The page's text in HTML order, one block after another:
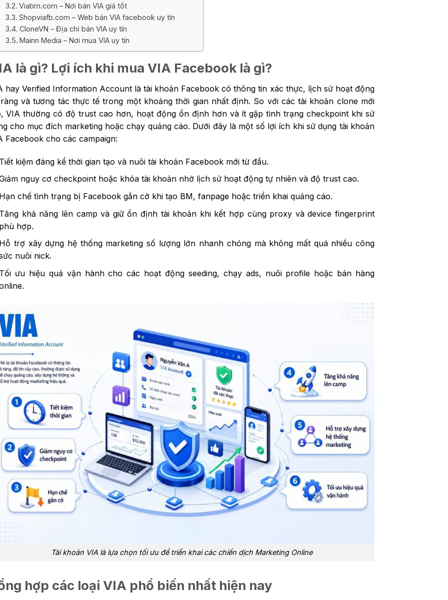
Viabm.com – Nơi bán VIA giá tốt
Shopviafb.com – Web bán VIA facebook uy tín
CloneVN – Địa chỉ bán VIA uy tín
Mainn Media – Nơi mua VIA uy tín
là gì? Lợi ích khi mua VIA Facebook là gì?
hay Verified Information Account là tài khoản Facebook có thông tin xác thực, lịch sử hoạt động
và tương tác thực tế trong một khoảng thời gian nhất định. So với các tài khoản clone mới
VIA thường có độ trust cao hơn, hoạt động ổn định hơn và ít gặp tình trạng checkpoint khi sử
cho mục đích marketing hoặc chạy quảng cáo. Dưới đây là một số lợi ích khi sử dụng tài khoản
Facebook cho các campaign:
kiệm đáng kể thời gian tạo và nuôi tài khoản Facebook mới từ đầu.
nguy cơ checkpoint hoặc khóa tài khoản nhờ lịch sử hoạt động tự nhiên và độ trust cao.
chế tình trạng bị Facebook gắn cờ khi tạo BM, fanpage hoặc triển khai quảng cáo.
khả năng lên camp và giữ ổn định tài khoản khi kết hợp cùng proxy và device fingerprint
hợp.
trợ xây dựng hệ thống marketing số lượng lớn nhanh chóng mà không mất quá nhiều công
nuôi nick.
ưu hiệu quả vận hành cho các hoạt động seeding, chạy ads, nuôi profile hoặc bán hàng
Tài khoản VIA là lựa chọn tối ưu để triển khai các chiến dịch Marketing Online
hợp các loại VIA phổ biến nhất hiện nay